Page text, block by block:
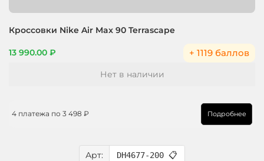
Кроссовки Nike Air Max 90 Terrascape
13 990.00 ₽ + 1119 баллов
Арт: DH4677-200 📋
Нет в наличии
4 платежа по 3 498 ₽ Подробнее